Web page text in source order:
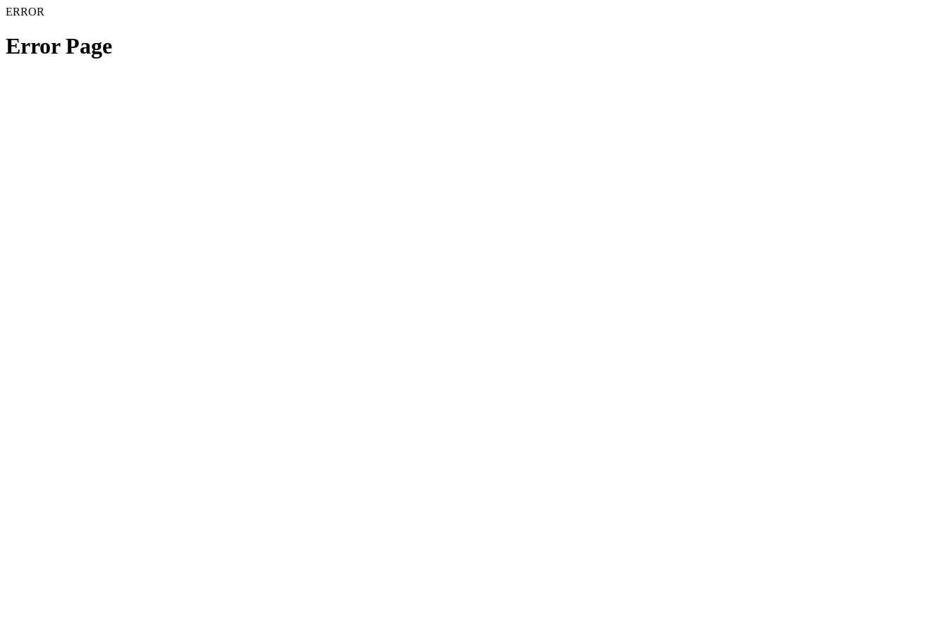
ERROR
Error Page